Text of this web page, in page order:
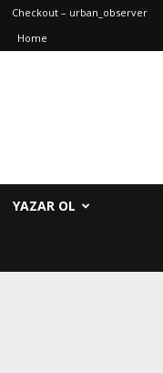
Checkout – urban_observer
Home
YAZAR OL